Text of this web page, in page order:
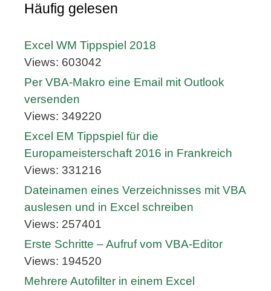
Häufig gelesen
Excel WM Tippspiel 2018
Views: 603042
Per VBA-Makro eine Email mit Outlook
versenden
Views: 349220
Excel EM Tippspiel für die
Europameisterschaft 2016 in Frankreich
Views: 331216
Dateinamen eines Verzeichnisses mit VBA
auslesen und in Excel schreiben
Views: 257401
Erste Schritte – Aufruf vom VBA-Editor
Views: 194520
Mehrere Autofilter in einem Excel